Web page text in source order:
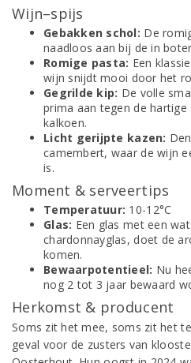
Wijn–spijs
Gebakken schol: De
naadloos aan bij de in
Romige pasta: Een
wijn snijdt mooi door het
Gegrilde kip: De volle
prima aan tegen de
kalkoen.
Licht gerijpte kazen:
camembert, waar de wijn
is.
Moment & serveertips
Temperatuur: 10-12°C
Glas: Een glas met een
chardonnayglas, doet de
komen.
Bewaarpotentieel: Nu
nog 2 tot 3 jaar bewaard
Herkomst & producent
Soms zit het mee, soms zit het
geval voor de zusters van